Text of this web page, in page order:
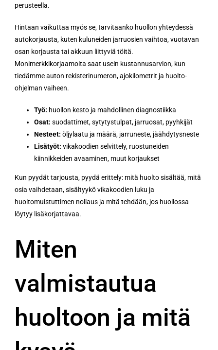
perusteella.
Hintaan vaikuttaa myös se, tarvitaanko huollon yhteydessä
autokorjausta, kuten kuluneiden jarruosien vaihtoa, vuotavan
osan korjausta tai akkuun liittyviä töitä.
Monimerkkikorjaamolta saat usein kustannusarvion, kun
tiedämme auton rekisterinumeron, ajokilometrit ja huolto-
ohjelman vaiheen.
Työ: huollon kesto ja mahdollinen diagnostiikka
Osat: suodattimet, sytytystulpat, jarruosat, pyyhkijät
Nesteet: öljylaatu ja määrä, jarruneste, jäähdytysneste
Lisätyöt: vikakoodien selvittely, ruostuneiden
kiinnikkeiden avaaminen, muut korjaukset
Kun pyydät tarjousta, pyydä erittely: mitä huolto sisältää, mitä
osia vaihdetaan, sisältyykö vikakoodien luku ja
huoltomuistuttimen nollaus ja mitä tehdään, jos huollossa
löytyy lisäkorjattavaa.
Miten
valmistautua
huoltoon ja mitä